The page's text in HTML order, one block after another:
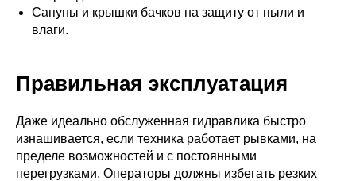
Сапуны и крышки бачков на защиту от пыли и
влаги.
Правильная эксплуатация
Даже идеально обслуженная гидравлика быстро
изнашивается, если техника работает рывками, на
пределе возможностей и с постоянными
перегрузками. Операторы должны избегать резких